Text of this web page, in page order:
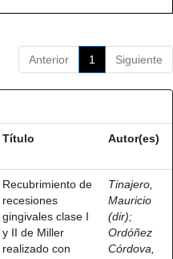
Anterior 1 Siguiente
Título Autor(es)
Recubrimiento de
recesiones
gingivales clase I
y II de Miller
realizado con
Tinajero,
Mauricio
(dir);
Ordóñez
Córdova,